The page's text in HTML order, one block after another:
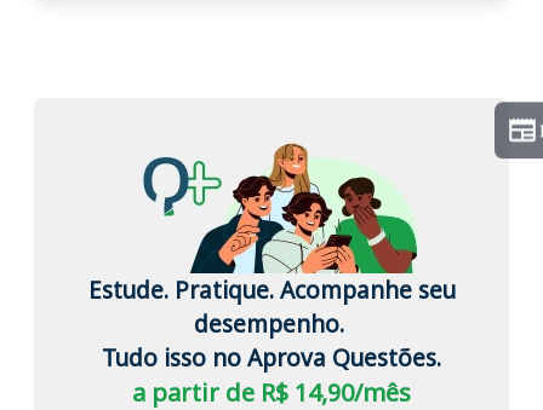
Estude. Pratique. Acompanhe seu
desempenho.
Tudo isso no Aprova Questões.
a partir de R$ 14,90/mês